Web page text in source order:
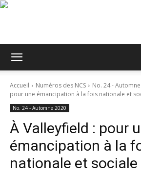
Accueil Numéros des NCS No. 24 -
pour une émancipation à la fois nationale et
No. 24 - Automne 2020
À Valleyfield : pour
émancipation à la
nationale et sociale